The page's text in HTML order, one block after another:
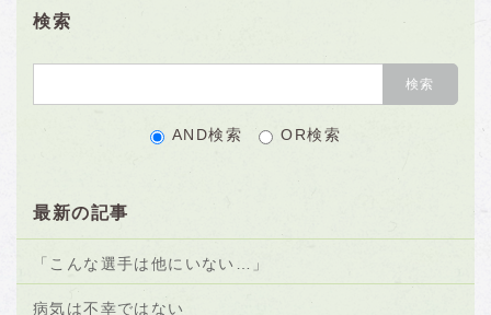
検索
AND検索 OR検索
最新の記事
「こんな選手は他にいない…」
病気は不幸ではない